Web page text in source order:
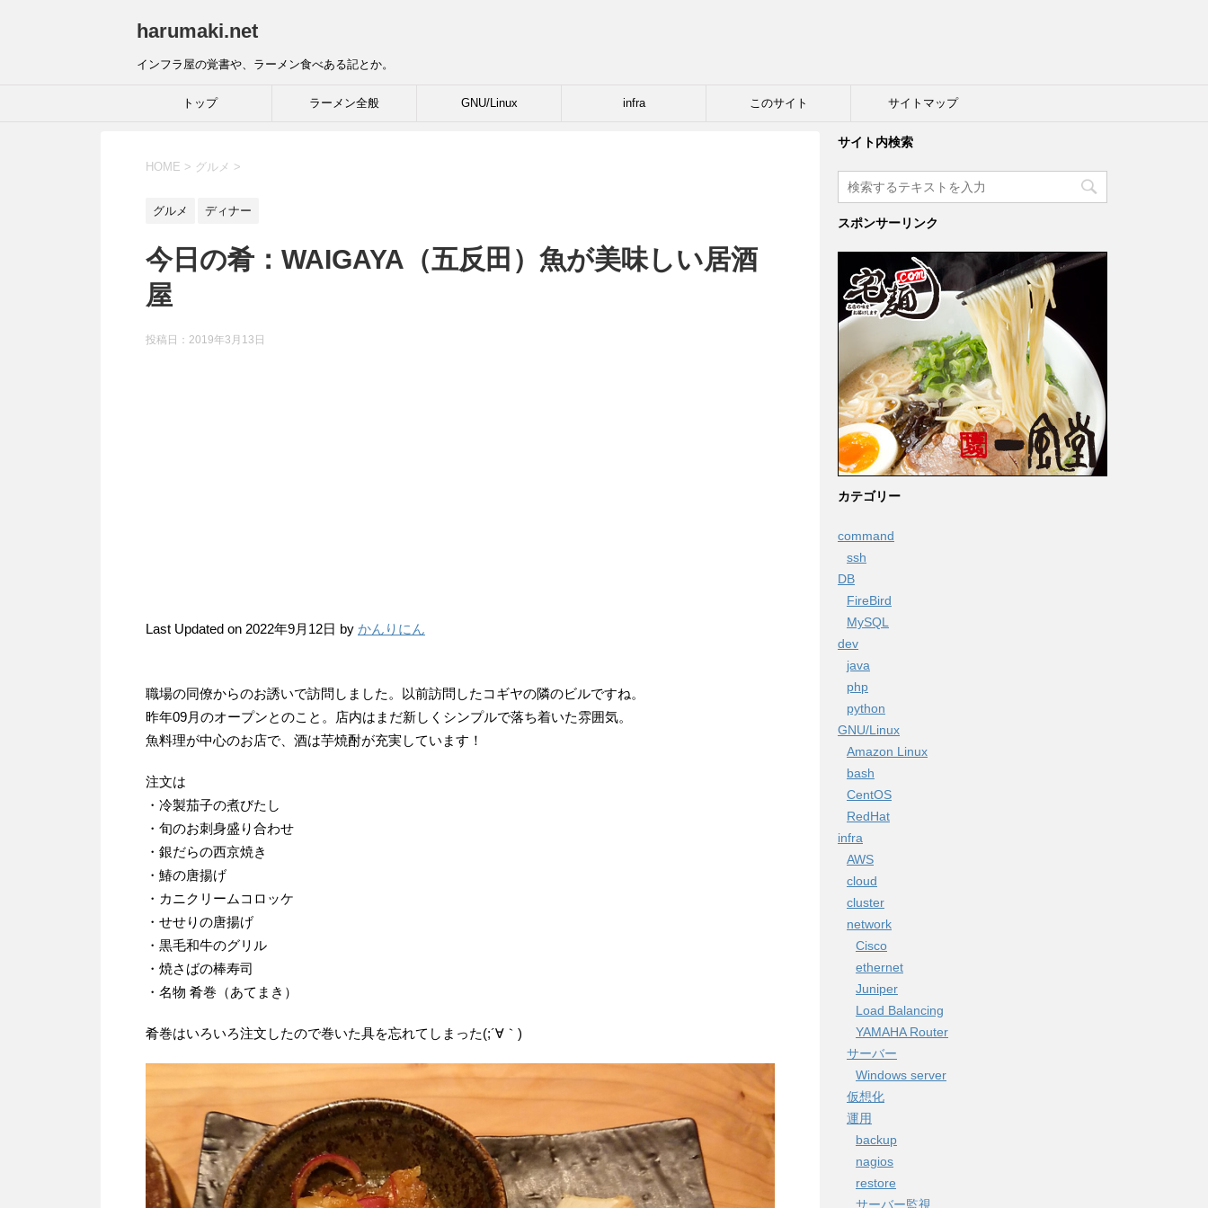
harumaki.net
インフラ屋の覚書や、ラーメン食べある記とか。
トップ ラーメン全般 GNU/Linux infra このサイト サイトマップ
HOME > グルメ >
グルメ ディナー
今日の肴：WAIGAYA（五反田）魚が美味しい居酒
屋
投稿日：2019年3月13日
Last Updated on 2022年9月12日 by かんりにん
職場の同僚からのお誘いで訪問しました。以前訪問したコギヤの隣のビルですね。
昨年09月のオープンとのこと。店内はまだ新しくシンプルで落ち着いた雰囲気。
魚料理が中心のお店で、酒は芋焼酎が充実しています！
注文は
・冷製茄子の煮びたし
・旬のお刺身盛り合わせ
・銀だらの西京焼き
・鰆の唐揚げ
・カニクリームコロッケ
・せせりの唐揚げ
・黒毛和牛のグリル
・焼さばの棒寿司
・名物 肴巻（あてまき）
肴巻はいろいろ注文したので巻いた具を忘れてしまった(;´∀｀)
サイト内検索
スポンサーリンク
カテゴリー
command
ssh
DB
FireBird
MySQL
dev
java
php
python
GNU/Linux
Amazon Linux
bash
CentOS
RedHat
infra
AWS
cloud
cluster
network
Cisco
ethernet
Juniper
Load Balancing
YAMAHA Router
サーバー
Windows server
仮想化
運用
backup
nagios
restore
サーバー監視